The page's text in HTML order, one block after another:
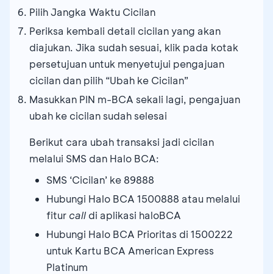
Pilih Jangka Waktu Cicilan
Periksa kembali detail cicilan yang akan
diajukan. Jika sudah sesuai, klik pada kotak
persetujuan untuk menyetujui pengajuan
cicilan dan pilih “Ubah ke Cicilan”
Masukkan PIN m-BCA sekali lagi, pengajuan
ubah ke cicilan sudah selesai
Berikut cara ubah transaksi jadi cicilan
melalui SMS dan Halo BCA:
SMS ‘Cicilan’ ke 89888
Hubungi Halo BCA 1500888 atau melalui
fitur call di aplikasi haloBCA
Hubungi Halo BCA Prioritas di 1500222
untuk Kartu BCA American Express
Platinum